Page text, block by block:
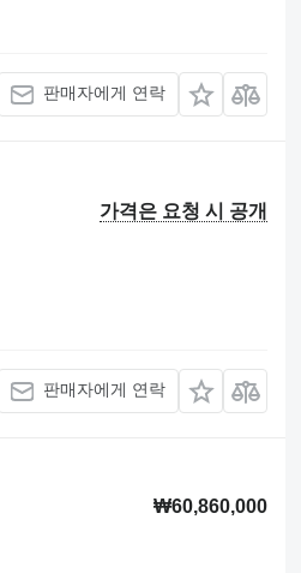
판매자에게 연락
가격은 요청 시 공개
판매자에게 연락
₩60,860,000